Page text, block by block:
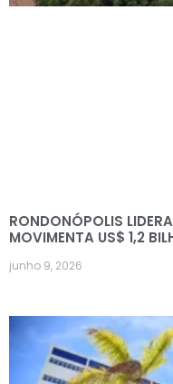
RONDONÓPOLIS
MOVIMENTA US$ 1,2
junho 9, 2026